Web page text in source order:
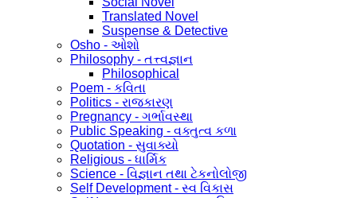
Translated Novel
Suspense & Detective
Osho - ઓશો
Philosophy - તત્ત્વજ્ઞાન
Philosophical
Poem - કવિતા
Politics - રાજકારણ
Pregnancy - ગર્ભાવસ્થા
Public Speaking - વક્તુત્વ કળા
Quotation - સુવાક્યો
Religious - ધાર્મિક
Science - વિજ્ઞાન તથા ટેકનોલોજી
Self Development - સ્વ વિકાસ